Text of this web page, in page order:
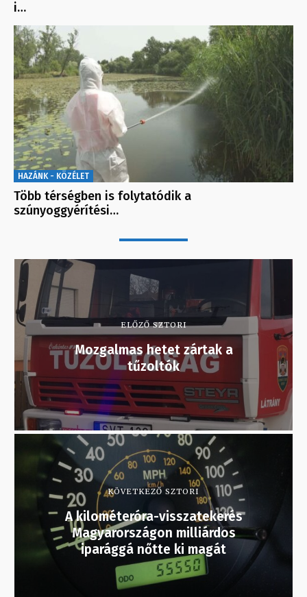
i…
HAZÁNK - KÖZÉLET
Több térségben is folytatódik a
szúnyoggyérítési…
ELŐZŐ SZTORI
Mozgalmas hetet zártak a
tűzoltók
KÖVETKEZŐ SZTORI
A kilométeróra-visszatekerés
Magyarországon milliárdos
iparággá nőtte ki magát